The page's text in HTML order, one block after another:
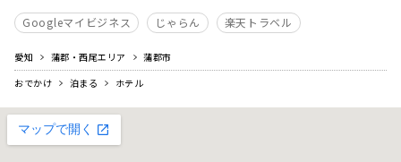
Googleマイビジネス じゃらん 楽天トラベル
愛知 蒲郡・西尾エリア
蒲郡市
おでかけ
泊まる ホテル